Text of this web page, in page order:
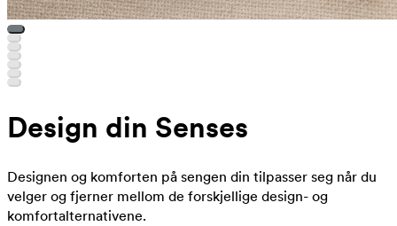
Design din Senses
Designen og komforten på sengen din tilpasser seg når du
velger og fjerner mellom de forskjellige design- og
komfortalternativene.